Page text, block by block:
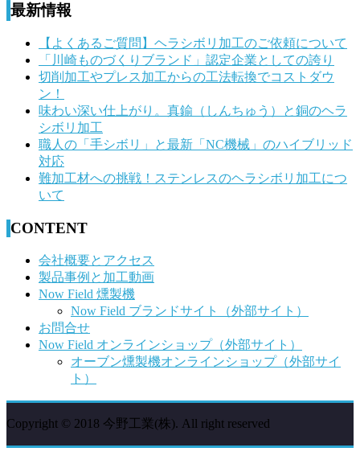
の
最新情報
【よくあるご質問】ヘラシボリ加工のご依頼について
「川崎ものづくりブランド」認定企業としての誇り
切削加工やプレス加工からの工法転換でコストダウ
ン！
味わい深い仕上がり。真鍮（しんちゅう）と銅のヘラ
シボリ加工
職人の「手シボリ」と最新「NC機械」のハイブリッド
対応
難加工材への挑戦！ステンレスのヘラシボリ加工につ
いて
CONTENT
会社概要とアクセス
製品事例と加工動画
Now Field 燻製機
Now Field ブランドサイト（外部サイト）
お問合せ
Now Field オンラインショップ（外部サイト）
オーブン燻製機オンラインショップ（外部サイ
ト）
Copyright © 2018 今野工業(株). All right reserved